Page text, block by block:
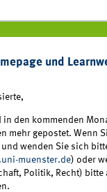
und
in den kommenden
mehr gepostet. Wenn
wenden Sie sich
muenster.de) oder
Politik, Recht)